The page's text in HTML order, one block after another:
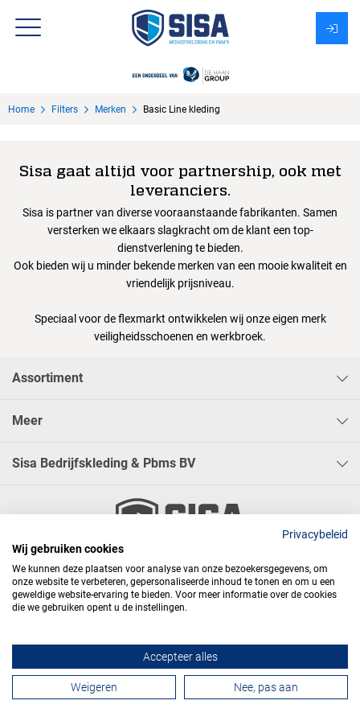
Over Sisa
Home Filters Merken Basic Line kleding
Sisa gaat altijd voor partnership, ook met
leveranciers.
Sisa is partner van diverse vooraanstaande fabrikanten. Samen
versterken we elkaars slagkracht om de klant een top-
dienstverlening te bieden.
Ook bieden wij u minder bekende merken van een mooie kwaliteit en
vriendelijk prijsniveau.
Speciaal voor de flexmarkt ontwikkelen wij onze eigen merk
veiligheidsschoenen en werkbroek.
Assortiment
Meer
Sisa Bedrijfskleding & Pbms BV
   
Contactformulier
Privacybeleid
Wij gebruiken cookies
We kunnen deze plaatsen voor analyse van onze bezoekersgegevens, om
onze website te verbeteren, gepersonaliseerde inhoud te tonen en om u een
geweldige website-ervaring te bieden. Voor meer informatie over de cookies
die we gebruiken opent u de instellingen.
Accepteer alles
Weigeren Nee, pas aan